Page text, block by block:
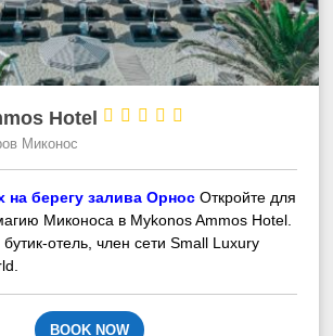
Hotel 




Миконос
на берегу залива ОрносОткройте для
Миконоса в Mykonos Ammos Hotel.
отель, член сети Small Luxury
BOOK NOW